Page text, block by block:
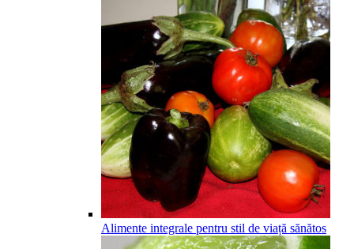
Alimente integrale pentru stil de viață sănătos